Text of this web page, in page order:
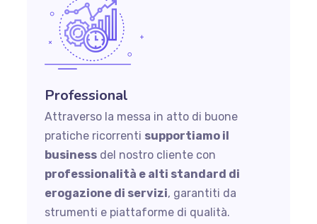
Professional
Attraverso la messa in atto di buone
pratiche ricorrenti supportiamo il
businessdel nostro cliente con
professionalità e alti standard di
erogazione di servizi, garantiti da
strumenti e piattaforme di qualità.